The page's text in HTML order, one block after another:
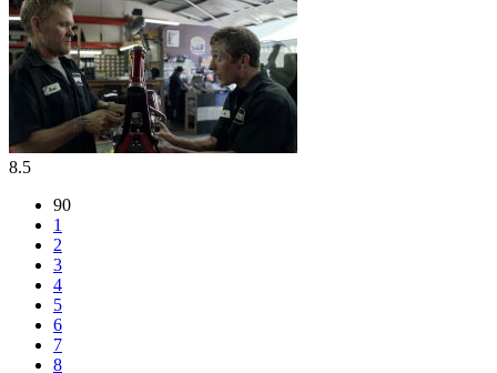
8.5
90
1
2
3
4
5
6
7
8